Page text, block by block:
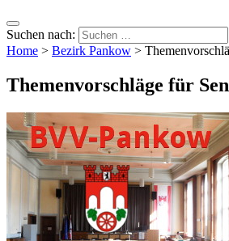
Suchen nach:
Home > Bezirk Pankow >
Themenvorschläge für